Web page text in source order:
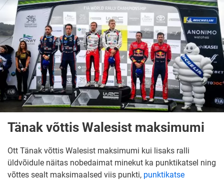
Tänak võttis Walesist maksimumi
Ott Tänak võttis Walesist maksimumi kui lisaks ralli
üldvõidule näitas nobedaimat minekut ka punktikatsel ning
võttes sealt maksimaalsed viis punkti, punktikatse